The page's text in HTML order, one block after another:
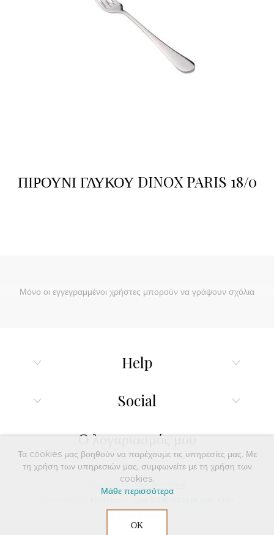
ΠΙΡΟΥΝΙ ΓΛΥΚΟΥ DINOX PARIS 18/0
Μόνο οι εγγεγραμμένοι χρήστες μπορούν να γράψουν σχόλια
Help
Social
Ο λογαριασμός μου
Powered by nopCommerce
Τα cookies μας βοηθούν να παρέχουμε τις υπηρεσίες μας. Με
τη χρήση των υπηρεσιών μας, συμφωνείτε με τη χρήση των
cookies.
Μάθε περισσότερα
ΟΚ